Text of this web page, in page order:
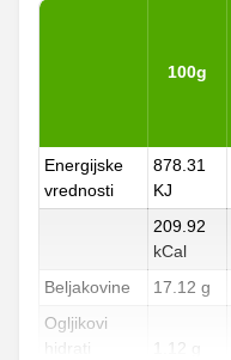
100g
Energijske
vrednosti
878.31
KJ
209.92
kCal
Beljakovine 17.12 g
Ogljikovi
hidrati
1.12 g